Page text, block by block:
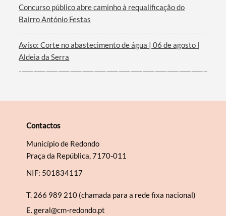
Concurso público abre caminho à requalificação do
Bairro António Festas
Aviso: Corte no abastecimento de água | 06 de agosto |
Aldeia da Serra
Contactos
Município de Redondo
Praça da República, 7170-011
NIF: 501834117
T. 266 989 210 (chamada para a rede fixa nacional)
E.geral@cm-redondo.pt